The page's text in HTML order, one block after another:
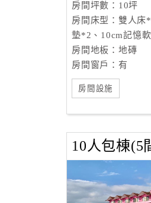
房間坪數：10坪
房間床型：雙人床
墊*2、10cm記憶
房間地板：地磚
房間窗戶：有
房間設施
10人包棟(5